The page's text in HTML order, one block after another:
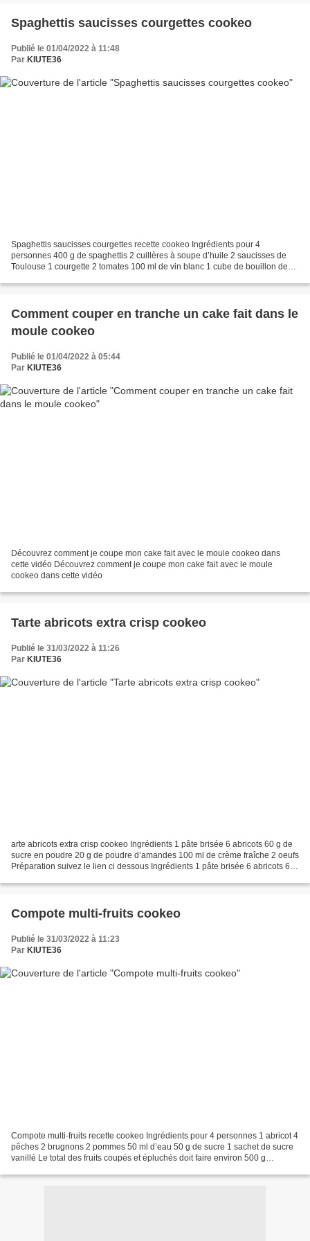
Spaghettis saucisses courgettes cookeo
Publié le 01/04/2022 à 11:48
Par KIUTE36
Spaghettis saucisses courgettes recette cookeo Ingrédients pour 4
personnes 400 g de spaghettis 2 cuillères à soupe d’huile 2 saucisses de
Toulouse 1 courgette 2 tomates 100 ml de vin blanc 1 cube de bouillon de
Comment couper en tranche un cake fait dans le
moule cookeo
Publié le 01/04/2022 à 05:44
Par KIUTE36
Découvrez comment je coupe mon cake fait avec le moule cookeo dans
cette vidéo Découvrez comment je coupe mon cake fait avec le moule
cookeo dans cette vidéo
Tarte abricots extra crisp cookeo
Publié le 31/03/2022 à 11:26
Par KIUTE36
arte abricots extra crisp cookeo Ingrédients 1 pâte brisée 6 abricots 60 g de
sucre en poudre 20 g de poudre d’amandes 100 ml de crème fraîche 2 oeufs
Préparation suivez le lien ci dessous Ingrédients 1 pâte brisée 6 abricots 60
Compote multi-fruits cookeo
Publié le 31/03/2022 à 11:23
Par KIUTE36
Compote multi-fruits recette cookeo Ingrédients pour 4 personnes 1 abricot 4
pêches 2 brugnons 2 pommes 50 ml d’eau 50 g de sucre 1 sachet de sucre
vanillé Le total des fruits coupés et épluchés doit faire environ 500 g